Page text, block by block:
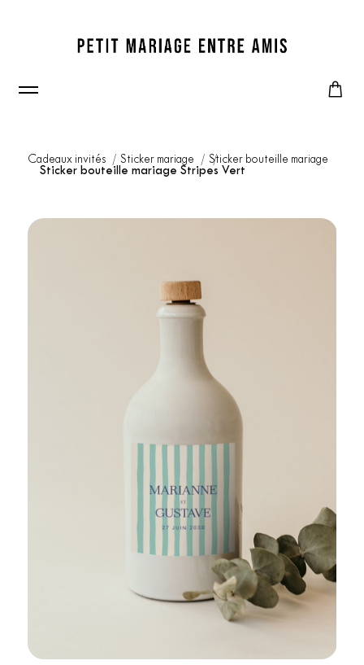
Cadeaux invités Sticker mariage
Sticker bouteille mariage
Sticker bouteille mariage Stripes Vert